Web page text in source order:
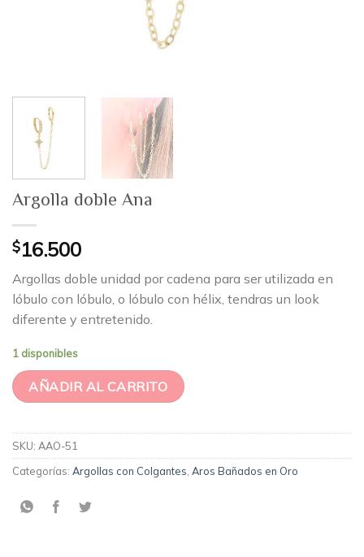
Argolla doble Ana
$16.500
Argollas doble unidad por cadena para ser utilizada en
lóbulo con lóbulo, o lóbulo con hélix, tendras un look
diferente y entretenido.
1 disponibles
AÑADIR AL CARRITO
SKU: AAO-51
Categorías: Argollas con Colgantes Aros Bañados en Oro